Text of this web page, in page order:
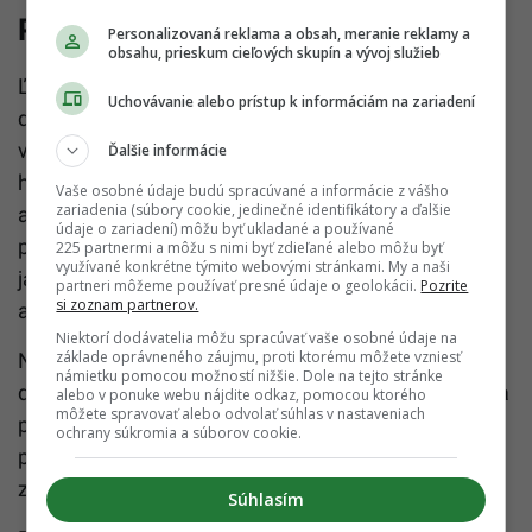
Príznaky a súčasná terapia
Ľudia trpiaci touto chorobou bývajú zvyčajne
dýchaviční a môže ich trápiť kašeľ, únava,
vyčerpanie či úbytok na váhe. V dôsledku nízkej
hladiny kyslíka v krvi sa môže ako následok vyvinúť
aj pľúcna hypertenzia, teda vysoký krvný tlak v
pľúcnych tepnách. Lekári na spomalenie procesu
jazvenia a zlepšenie prežívania často predpisujú
antifibrotické lieky.
Na kontrolu symptómov sa využíva manažment
dýchavičnosti, pľúcna rehabilitácia, kyslíková terapia
pri poklese kyslíka počas cvičenia či oddychu, lieky
proti kašľu na uľahčenie vykašliavania hlienov a
zvládanie úzkosti či panických záchvatov.
Personalizovaná reklama a obsah, meranie reklamy a
obsahu, prieskum cieľových skupín a vývoj služieb
Uchovávanie alebo prístup k informáciám na zariadení
Ďalšie informácie
Vaše osobné údaje budú spracúvané a informácie z vášho
zariadenia (súbory cookie, jedinečné identifikátory a ďalšie
údaje o zariadení) môžu byť ukladané a používané
225 partnermi a môžu s nimi byť zdieľané alebo môžu byť
využívané konkrétne týmito webovými stránkami. My a naši
partneri môžeme používať presné údaje o geolokácii. Pozrite
si zoznam partnerov.
Niektorí dodávatelia môžu spracúvať vaše osobné údaje na
základe oprávneného záujmu, proti ktorému môžete vzniesť
námietku pomocou možností nižšie. Dole na tejto stránke
alebo v ponuke webu nájdite odkaz, pomocou ktorého
môžete spravovať alebo odvolať súhlas v nastaveniach
ochrany súkromia a súborov cookie.
Súhlasím